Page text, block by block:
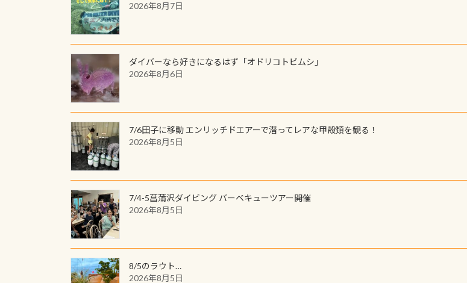
2026年8月7日
ダイバーなら好きになるはず「オドリコトビムシ」
2026年8月6日
7/6田子に移動 エンリッチドエアーで潜ってレアな甲殻類を観る！
2026年8月5日
7/4-5菖蒲沢ダイビング バーベキューツアー開催
2026年8月5日
8/5のラウト…
2026年8月5日